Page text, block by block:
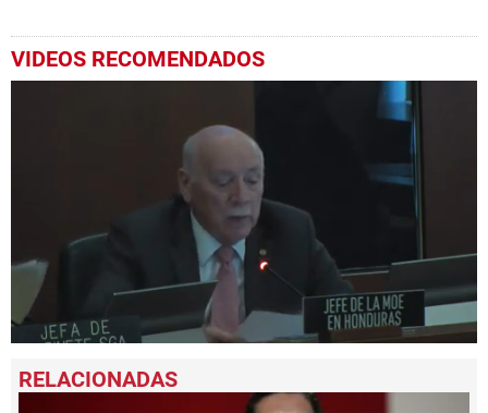
VIDEOS RECOMENDADOS
seconds
of